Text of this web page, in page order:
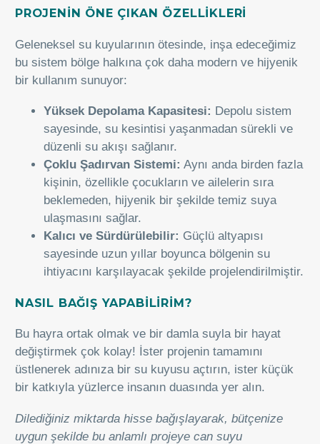
PROJENİN ÖNE ÇIKAN ÖZELLİKLERİ
Geleneksel su kuyularının ötesinde, inşa edeceğimiz
bu sistem bölge halkına çok daha modern ve hijyenik
bir kullanım sunuyor:
Yüksek Depolama Kapasitesi: Depolu sistem
sayesinde, su kesintisi yaşanmadan sürekli ve
düzenli su akışı sağlanır.
Çoklu Şadırvan Sistemi: Aynı anda birden fazla
kişinin, özellikle çocukların ve ailelerin sıra
beklemeden, hijyenik bir şekilde temiz suya
ulaşmasını sağlar.
Kalıcı ve Sürdürülebilir: Güçlü altyapısı
sayesinde uzun yıllar boyunca bölgenin su
ihtiyacını karşılayacak şekilde projelendirilmiştir.
NASIL BAĞIŞ YAPABİLİRİM?
Bu hayra ortak olmak ve bir damla suyla bir hayat
değiştirmek çok kolay! İster projenin tamamını
üstlenerek adınıza bir su kuyusu açtırın, ister küçük
bir katkıyla yüzlerce insanın duasında yer alın.
Dilediğiniz miktarda hisse bağışlayarak, bütçenize
uygun şekilde bu anlamlı projeye can suyu